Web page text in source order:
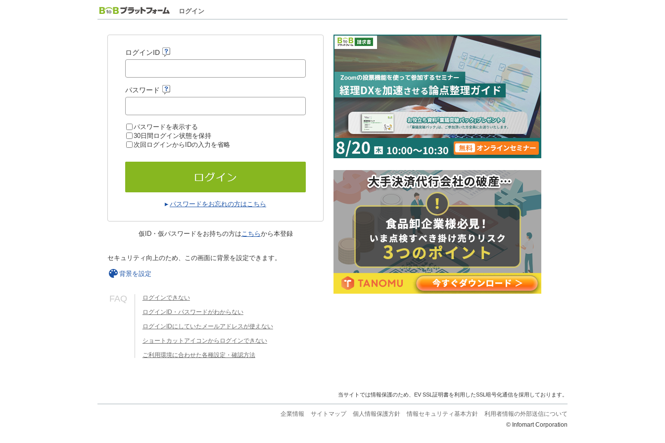
ログイン
ログインID
パスワード
パスワードを表示する
30日間ログイン状態を保持
次回ログインからIDの入力を省略
パスワードをお忘れの方はこちら
仮ID・仮パスワードをお持ちの方はこちらから本登録
セキュリティ向上のため、この画面に背景を設定できます。
背景を設定
FAQ ログインできない
ログインID・パスワードがわからない
ログインIDにしていたメールアドレスが使えない
ショートカットアイコンからログインできない
ご利用環境に合わせた各種設定・確認方法
当サイトでは情報保護のため、EV SSL証明書を利用したSSL暗号化通信を採用しております。
企業情報 サイトマップ 個人情報保護方針 情報セキュリティ基本方針
利用者情報の外部送信について
© Infomart Corporation